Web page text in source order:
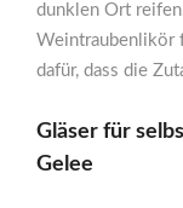
dunklen Ort
Weintraubenlikör
dafür, dass die
Gläser für
Gelee